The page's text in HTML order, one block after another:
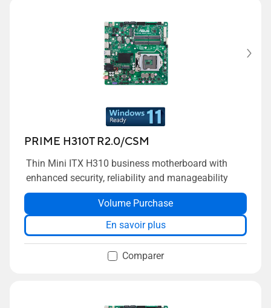
PRIME H310T R2.0/CSM
Thin Mini ITX H310 business motherboard with
enhanced security, reliability and manageability
Volume Purchase
En savoir plus
Comparer